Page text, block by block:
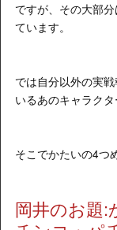
ですが、その大部
ています。
では自分以外の実
いるあのキャラク
そこでかたいの4つ
岡井のお題: